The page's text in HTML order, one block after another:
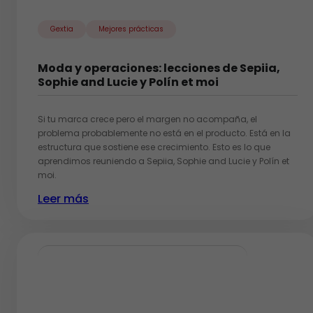
Gextia Mejores prácticas
Moda y operaciones: lecciones de Sepiia,
Sophie and Lucie y Polín et moi
Si tu marca crece pero el margen no acompaña, el
problema probablemente no está en el producto. Está en la
estructura que sostiene ese crecimiento. Esto es lo que
aprendimos reuniendo a Sepiia, Sophie and Lucie y Polín et
moi.
Leer más